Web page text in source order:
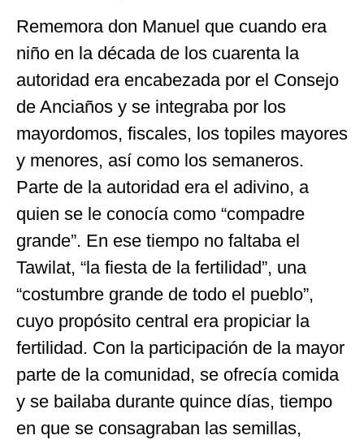
Rememora don Manuel que cuando era
niño en la década de los cuarenta la
autoridad era encabezada por el Consejo
de Anciaños y se integraba por los
mayordomos, fiscales, los topiles mayores
y menores, así como los semaneros.
Parte de la autoridad era el adivino, a
quien se le conocía como “compadre
grande”. En ese tiempo no faltaba el
Tawilat, “la fiesta de la fertilidad”, una
“costumbre grande de todo el pueblo”,
cuyo propósito central era propiciar la
fertilidad. Con la participación de la mayor
parte de la comunidad, se ofrecía comida
y se bailaba durante quince días, tiempo
en que se consagraban las semillas,